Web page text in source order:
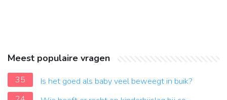
Meest populaire vragen
35
Is het goed als baby veel beweegt in buik?